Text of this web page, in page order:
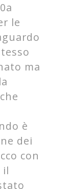
le
ma
è
dei
con
il